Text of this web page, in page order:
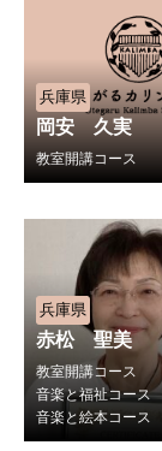
兵庫県
岡安 久実
教室開講コース
兵庫県
赤松 聖美
教室開講コース
音楽と福祉コース
音楽と絵本コース